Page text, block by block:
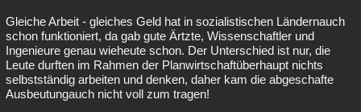
Gleiche Arbeit - gleiches Geld hat in sozialistischen Ländernauch
schon funktioniert, da gab gute Ärtzte, Wissenschaftler und
Ingenieure genau wieheute schon. Der Unterschied ist nur, die
Leute durften im Rahmen der Planwirtschaftüberhaupt nichts
selbstständig arbeiten und denken, daher kam die abgeschafte
Ausbeutungauch nicht voll zum tragen!